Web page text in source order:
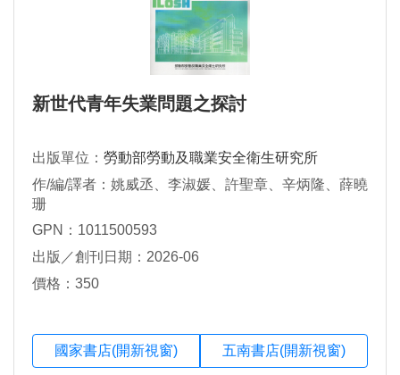
新世代青年失業問題之探討
出版單位： 勞動部勞動及職業安全衛生研究所
作/編/譯者：姚威丞、李淑媛、許聖章、辛炳隆、薛曉
珊
GPN：1011500593
出版／創刊日期：2026-06
價格：350
國家書店(開新視窗) 五南書店(開新視窗)